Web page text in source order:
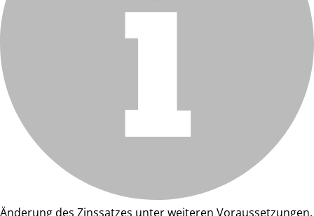
Änderung des Zinssatzes unter weiteren Voraussetzungen.